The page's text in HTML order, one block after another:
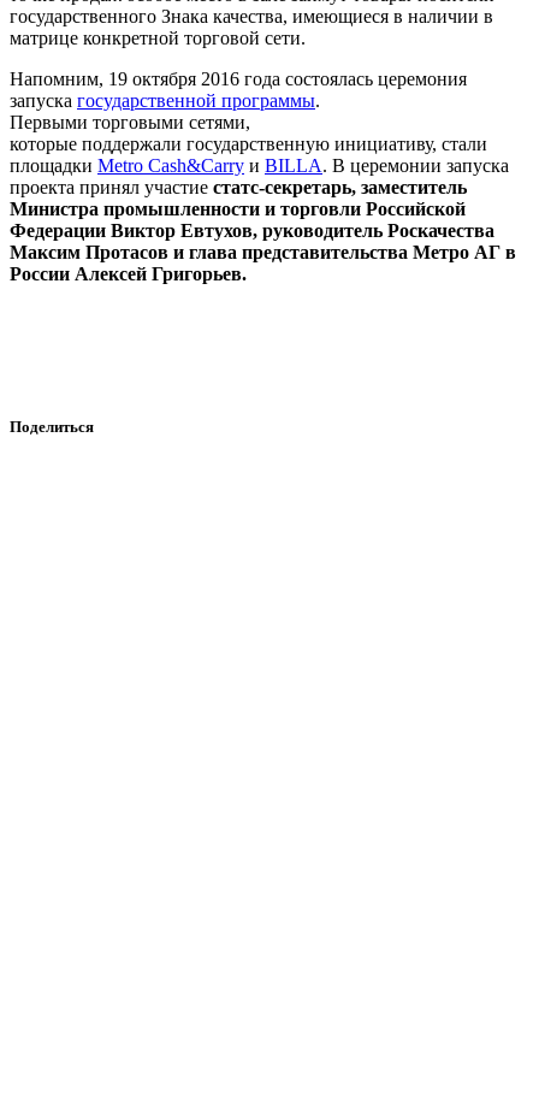
государственного Знака качества, имеющиеся в наличии в
матрице конкретной торговой сети.
Напомним, 19 октября 2016 года состоялась церемония
запуска государственной программы.
Первыми торговыми сетями,
которые поддержали государственную инициативу, стали
площадки Metro Cash&Carry и BILLA. В церемонии запуска
проекта принял участие статс-секретарь, заместитель
Министра промышленности и торговли Российской
Федерации Виктор Евтухов, руководитель Роскачества
Максим Протасов и глава представительства Метро АГ в
России Алексей Григорьев.
Поделиться